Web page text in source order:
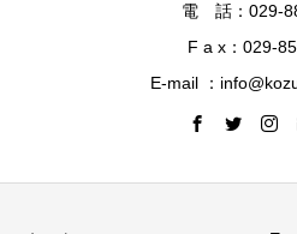
電 話：029-
F a x：029-
E-mail ：